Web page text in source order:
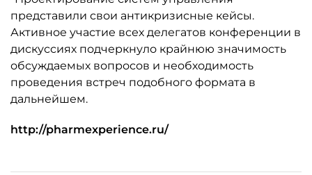
представили свои антикризисные кейсы.
Активное участие всех делегатов конференции в
дискуссиях подчеркнуло крайнюю значимость
обсуждаемых вопросов и необходимость
проведения встреч подобного формата в
дальнейшем.
http://pharmexperience.ru/